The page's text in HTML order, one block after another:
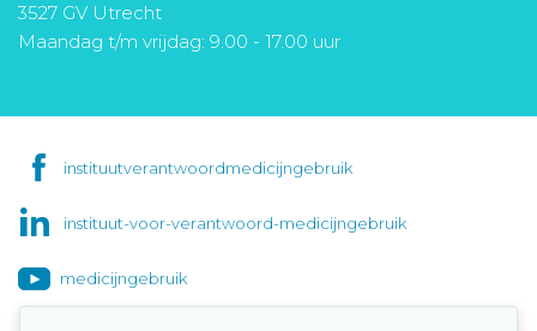
3527 GV Utrecht
Maandag t/m vrijdag: 9.00 - 17.00 uur
instituutverantwoordmedicijngebruik
instituut-voor-verantwoord-medicijngebruik
medicijngebruik